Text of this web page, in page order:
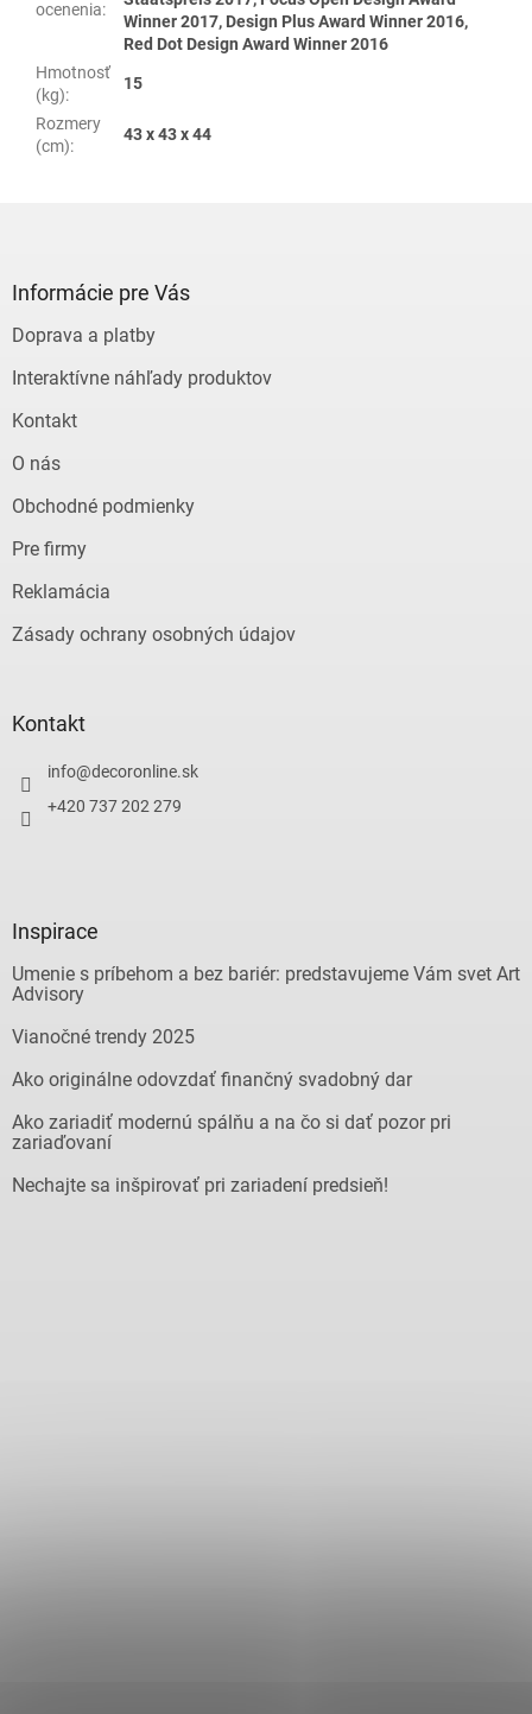
ocenenia:
Winner 2017, Design Plus Award Winner 2016,
Red Dot Design Award Winner 2016
Hmotnosť
(kg):
15
Rozmery
(cm):
43 x 43 x 44
Informácie pre Vás
Doprava a platby
Interaktívne náhľady produktov
Kontakt
O nás
Obchodné podmienky
Pre firmy
Reklamácia
Zásady ochrany osobných údajov
Kontakt
info@decoronline.sk
+420 737 202 279
Inspirace
Umenie s príbehom a bez bariér: predstavujeme Vám svet Art
Advisory
Vianočné trendy 2025
Ako originálne odovzdať finančný svadobný dar
Ako zariadiť modernú spálňu a na čo si dať pozor pri
zariaďovaní
Nechajte sa inšpirovať pri zariadení predsieň!